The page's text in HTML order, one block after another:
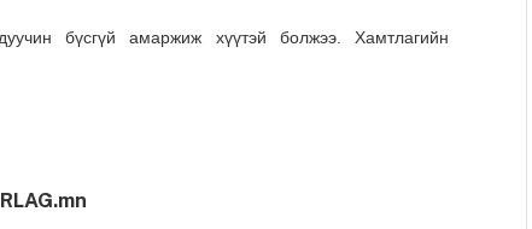
бүсгүй амаржиж хүүтэй болжээ. Хамтлагийн